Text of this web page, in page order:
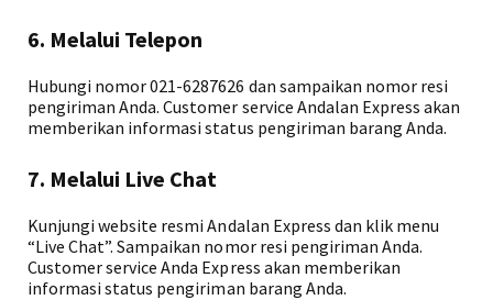
6. Melalui Telepon
Hubungi nomor 021-6287626 dan sampaikan nomor resi
pengiriman Anda. Customer service Andalan Express akan
memberikan informasi status pengiriman barang Anda.
7. Melalui Live Chat
Kunjungi website resmi Andalan Express dan klik menu
“Live Chat”. Sampaikan nomor resi pengiriman Anda.
Customer service Anda Express akan memberikan
informasi status pengiriman barang Anda.